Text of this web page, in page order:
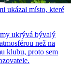
ukázal místo, které
ukrývá bývalý
než na
klubu, proto sem